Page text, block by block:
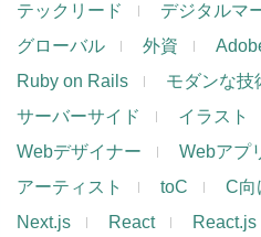
テックリード
デジタルマ
グローバル
外資
Ruby on Rails
モダンな技
サーバーサイド
イラスト
Webデザイナー
Webアプ
アーティスト
toC C向
Next.js
React React.js